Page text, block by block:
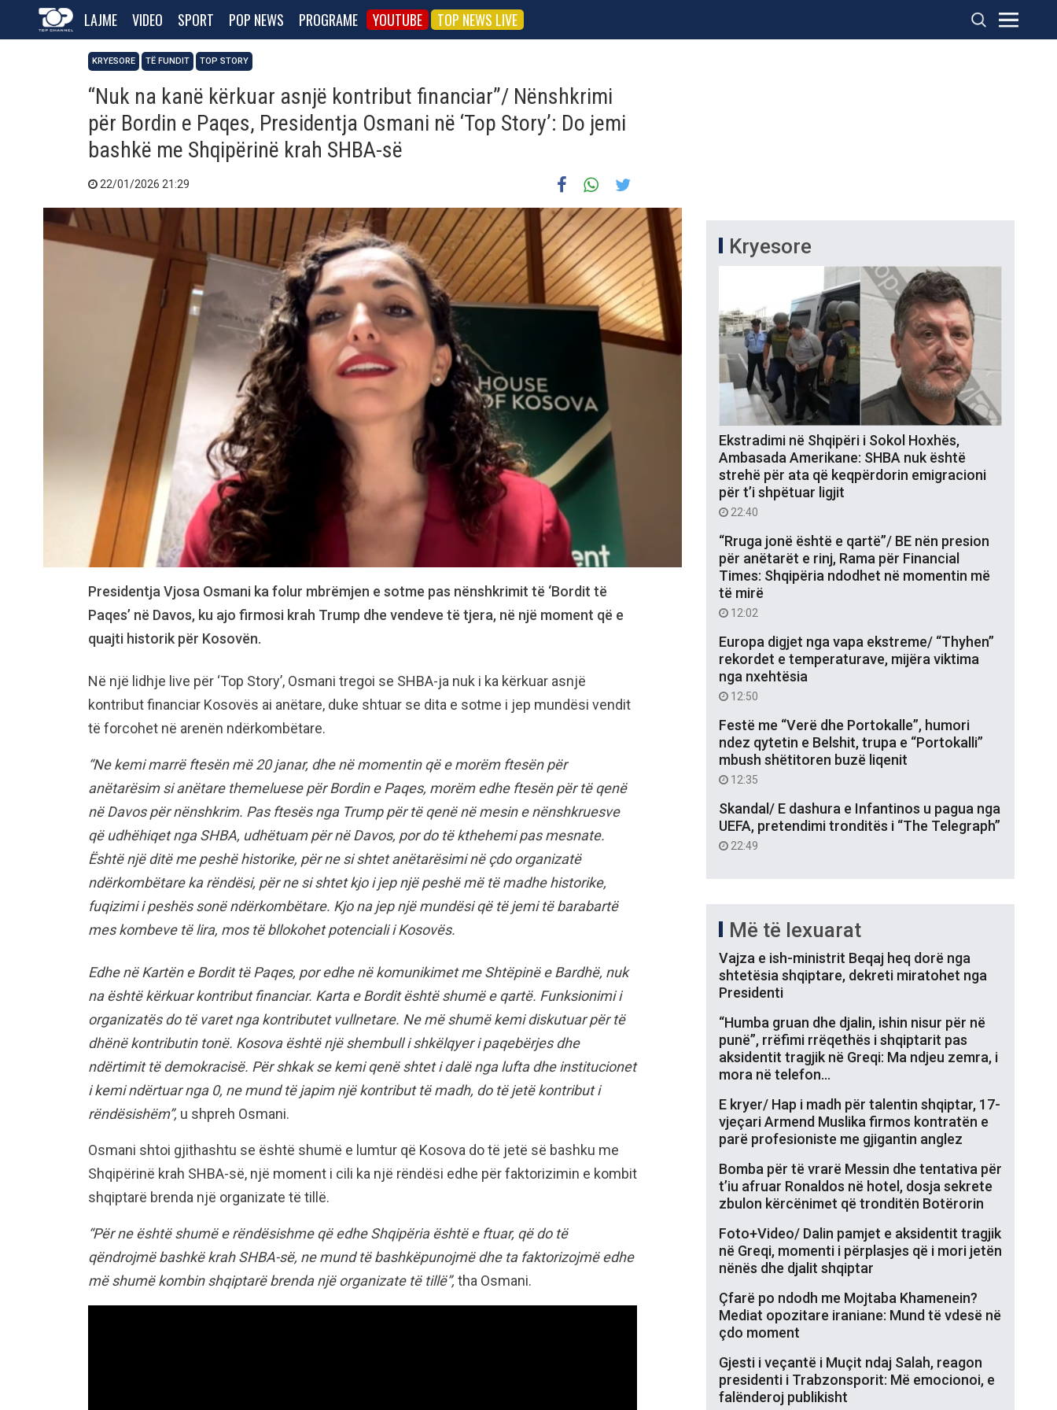
LAJME VIDEO SPORT POP NEWS PROGRAME YOUTUBE TOP NEWS LIVE
KRYESORE TË FUNDIT TOP STORY
“Nuk na kanë kërkuar asnjë kontribut financiar”/ Nënshkrimi
për Bordin e Paqes, Presidentja Osmani në ‘Top Story’: Do jemi
bashkë me Shqipërinë krah SHBA-së
22/01/2026 21:29
Presidentja Vjosa Osmani ka folur mbrëmjen e sotme pas nënshkrimit të ‘Bordit të
Paqes’ në Davos, ku ajo firmosi krah Trump dhe vendeve të tjera, në një moment që e
quajti historik për Kosovën.
Në një lidhje live për ‘Top Story’, Osmani tregoi se SHBA-ja nuk i ka kërkuar asnjë
kontribut financiar Kosovës ai anëtare, duke shtuar se dita e sotme i jep mundësi vendit
të forcohet në arenën ndërkombëtare.
“Ne kemi marrë ftesën më 20 janar, dhe në momentin që e morëm ftesën për
anëtarësim si anëtare themeluese për Bordin e Paqes, morëm edhe ftesën për të qenë
në Davos për nënshkrim. Pas ftesës nga Trump për të qenë në mesin e nënshkruesve
që udhëhiqet nga SHBA, udhëtuam për në Davos, por do të kthehemi pas mesnate.
Është një ditë me peshë historike, për ne si shtet anëtarësimi në çdo organizatë
ndërkombëtare ka rëndësi, për ne si shtet kjo i jep një peshë më të madhe historike,
fuqizimi i peshës sonë ndërkombëtare. Kjo na jep një mundësi që të jemi të barabartë
mes kombeve të lira, mos të bllokohet potenciali i Kosovës.
Edhe në Kartën e Bordit të Paqes, por edhe në komunikimet me Shtëpinë e Bardhë, nuk
na është kërkuar kontribut financiar. Karta e Bordit është shumë e qartë. Funksionimi i
organizatës do të varet nga kontributet vullnetare. Ne më shumë kemi diskutuar për të
dhënë kontributin tonë. Kosova është një shembull i shkëlqyer i paqebërjes dhe
ndërtimit të demokracisë. Për shkak se kemi qenë shtet i dalë nga lufta dhe institucionet
i kemi ndërtuar nga 0, ne mund të japim një kontribut të madh, do të jetë kontribut i
rëndësishëm”, u shpreh Osmani.
Osmani shtoi gjithashtu se është shumë e lumtur që Kosova do të jetë së bashku me
Shqipërinë krah SHBA-së, një moment i cili ka një rëndësi edhe për faktorizimin e kombit
shqiptarë brenda një organizate të tillë.
“Për ne është shumë e rëndësishme që edhe Shqipëria është e ftuar, që do të
qëndrojmë bashkë krah SHBA-së, ne mund të bashkëpunojmë dhe ta faktorizojmë edhe
më shumë kombin shqiptarë brenda një organizate të tillë”, tha Osmani.
Kryesore
Ekstradimi në Shqipëri i Sokol Hoxhës,
Ambasada Amerikane: SHBA nuk është
strehë për ata që keqpërdorin emigracioni
për t’i shpëtuar ligjit
22:40
“Rruga jonë është e qartë”/ BE nën presion
për anëtarët e rinj, Rama për Financial
Times: Shqipëria ndodhet në momentin më
të mirë
12:02
Europa digjet nga vapa ekstreme/ “Thyhen”
rekordet e temperaturave, mijëra viktima
nga nxehtësia
12:50
Festë me “Verë dhe Portokalle”, humori
ndez qytetin e Belshit, trupa e “Portokalli”
mbush shëtitoren buzë liqenit
12:35
Skandal/ E dashura e Infantinos u pagua nga
UEFA, pretendimi tronditës i “The Telegraph”
22:49
Më të lexuarat
Vajza e ish-ministrit Beqaj heq dorë nga
shtetësia shqiptare, dekreti miratohet nga
Presidenti
“Humba gruan dhe djalin, ishin nisur për në
punë”, rrëfimi rrëqethës i shqiptarit pas
aksidentit tragjik në Greqi: Ma ndjeu zemra, i
mora në telefon…
E kryer/ Hap i madh për talentin shqiptar, 17-
vjeçari Armend Muslika firmos kontratën e
parë profesioniste me gjigantin anglez
Bomba për të vrarë Messin dhe tentativa për
t’iu afruar Ronaldos në hotel, dosja sekrete
zbulon kërcënimet që tronditën Botërorin
Foto+Video/ Dalin pamjet e aksidentit tragjik
në Greqi, momenti i përplasjes që i mori jetën
nënës dhe djalit shqiptar
Çfarë po ndodh me Mojtaba Khamenein?
Mediat opozitare iraniane: Mund të vdesë në
çdo moment
Gjesti i veçantë i Muçit ndaj Salah, reagon
presidenti i Trabzonsporit: Më emocionoi, e
falënderoj publikisht